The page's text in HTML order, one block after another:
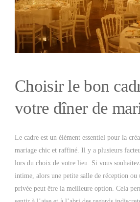
Choisir le bon
votre dîner de
Le cadre est un élément essentiel pour la
mariage chic et raffiné. Il y a plusieurs
lors du choix de votre lieu. Si vous
intime, alors une petite salle de réception ou
privée peut être la meilleure option. Cela